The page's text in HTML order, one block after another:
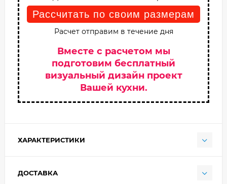
Рассчитать по своим размерам
Расчет отправим в течение дня
Вместе с расчетом мы
подготовим бесплатный
визуальный дизайн проект
Вашей кухни.
ХАРАКТЕРИСТИКИ
ДОСТАВКА